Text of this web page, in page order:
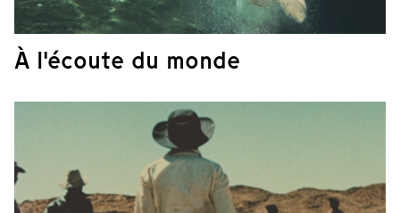
À l'écoute du monde